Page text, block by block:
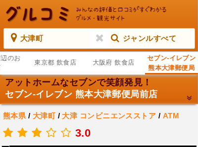
大津町 ジャンルすべて
のお
東京都 飲食店 大阪府 飲食店
セブン-イレブン
熊本大津郵便局
前店
アットホームなセブンで笑顔発見！
セブン-イレブン 熊本大津郵便局前店
熊本県 / 大津町/ 大津 コンビニエンスストア / ATM
3.0